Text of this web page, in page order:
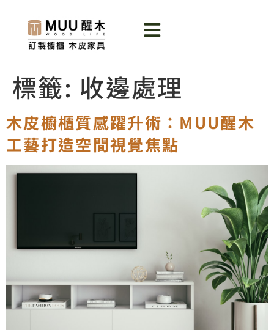
標籤: 收邊處理
木皮櫥櫃質感躍升術：MUU醒木
工藝打造空間視覺焦點